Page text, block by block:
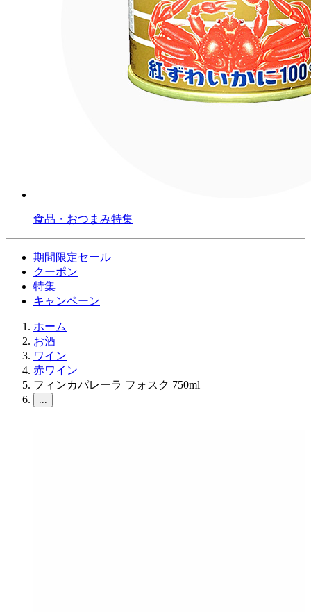
食品・おつまみ特集
期間限定セール
クーポン
特集
キャンペーン
ホーム
お酒
ワイン
赤ワイン
フィンカパレーラ フォスク 750ml
...